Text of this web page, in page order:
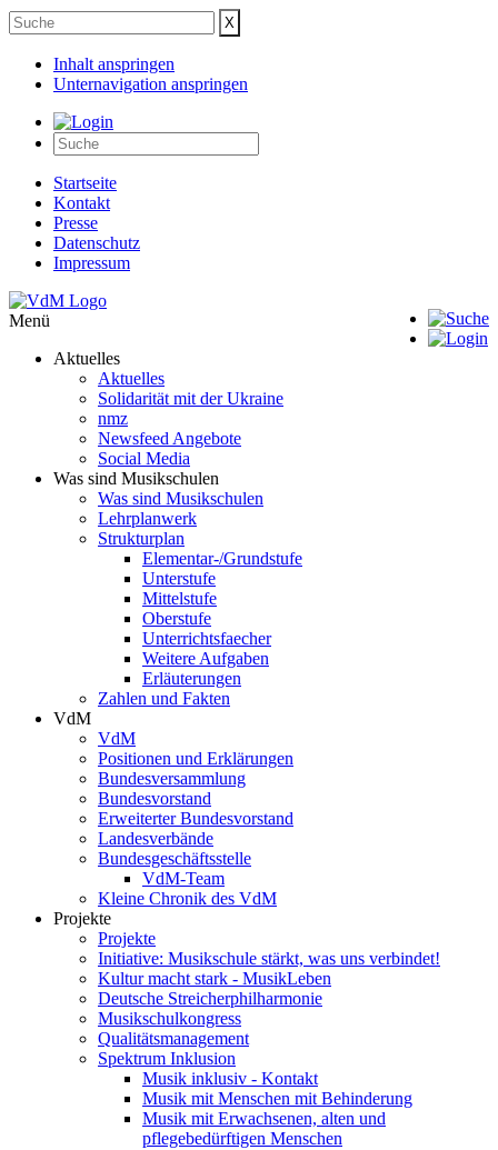
Inhalt anspringen
Unternavigation anspringen
Startseite
Kontakt
Presse
Datenschutz
Impressum
Menü
Aktuelles
Aktuelles
Solidarität mit der Ukraine
nmz
Newsfeed Angebote
Social Media
Was sind Musikschulen
Was sind Musikschulen
Lehrplanwerk
Strukturplan
Elementar-/Grundstufe
Unterstufe
Mittelstufe
Oberstufe
Unterrichtsfaecher
Weitere Aufgaben
Erläuterungen
Zahlen und Fakten
VdM
VdM
Positionen und Erklärungen
Bundesversammlung
Bundesvorstand
Erweiterter Bundesvorstand
Landesverbände
Bundesgeschäftsstelle
VdM-Team
Kleine Chronik des VdM
Projekte
Projekte
Initiative: Musikschule stärkt, was uns verbindet!
Kultur macht stark - MusikLeben
Deutsche Streicherphilharmonie
Musikschulkongress
Qualitätsmanagement
Spektrum Inklusion
Musik inklusiv - Kontakt
Musik mit Menschen mit Behinderung
Musik mit Erwachsenen, alten und
pflegebedürftigen Menschen